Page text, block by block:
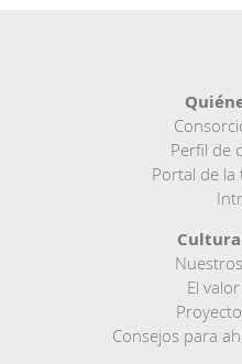
Perfil de
Portal de la
El
Consejos para